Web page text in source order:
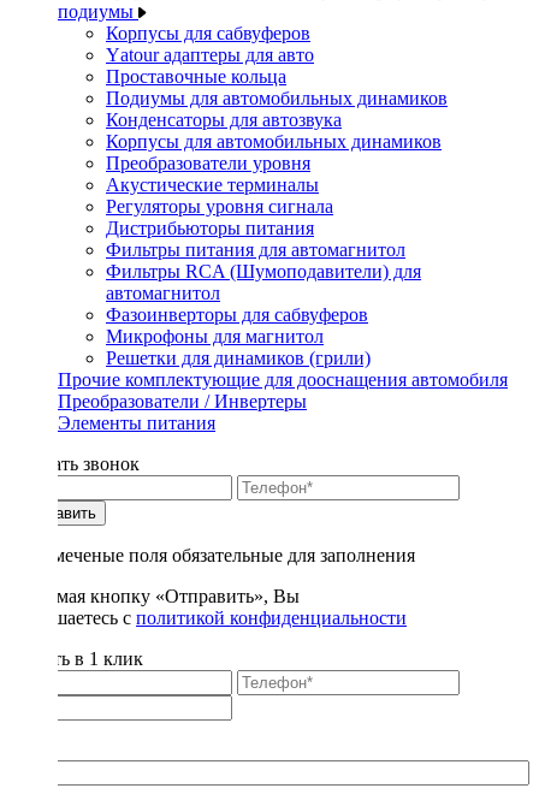
подиумы
Корпусы для сабвуферов
Yаtour адаптеры для авто
Проставочные кольца
Подиумы для автомобильных динамиков
Конденсаторы для автозвука
Корпусы для автомобильных динамиков
Преобразователи уровня
Акустические терминалы
Регуляторы уровня сигнала
Дистрибьюторы питания
Фильтры питания для автомагнитол
Фильтры RCA (Шумоподавители) для
автомагнитол
Фазоинверторы для сабвуферов
Микрофоны для магнитол
Решетки для динамиков (грили)
Прочие комплектующие для дооснащения автомобиля
Преобразователи / Инвертеры
Элементы питания
Заказать звонок
Отправить
* - отмеченые поля обязательные для заполнения
Нажимая кнопку «Отправить», Вы
соглашаетесь с политикой конфиденциальности
Купить в 1 клик